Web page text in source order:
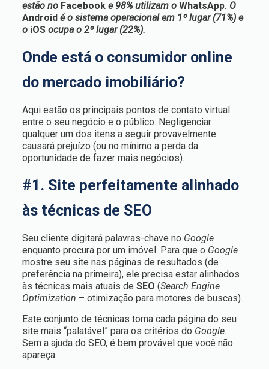
estão no Facebook e 98% utilizam o WhatsApp. O
Android é o sistema operacional em 1º lugar (71%) e
o iOS ocupa o 2º lugar (22%).
Onde está o consumidor online
do mercado imobiliário?
Aqui estão os principais pontos de contato virtual
entre o seu negócio e o público. Negligenciar
qualquer um dos itens a seguir provavelmente
causará prejuízo (ou no mínimo a perda da
oportunidade de fazer mais negócios).
#1. Site perfeitamente alinhado
às técnicas de SEO
Seu cliente digitará palavras-chave no Google
enquanto procura por um imóvel. Para que o Google
mostre seu site nas páginas de resultados (de
preferência na primeira), ele precisa estar alinhados
às técnicas mais atuais de SEO (Search Engine
Optimization – otimização para motores de buscas).
Este conjunto de técnicas torna cada página do seu
site mais “palatável” para os critérios do Google.
Sem a ajuda do SEO, é bem provável que você não
apareça.